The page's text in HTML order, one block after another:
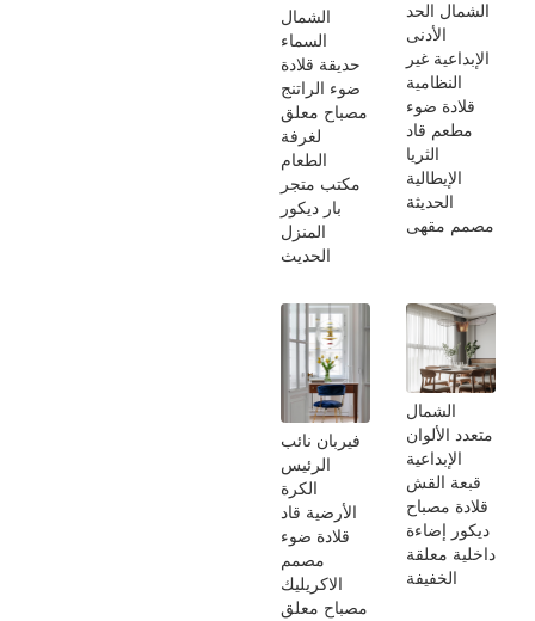
الشمال
السماء
حديقة قلادة
ضوء الراتنج
مصباح معلق
لغرفة
الطعام
مكتب متجر
بار ديكور
المنزل
الحديث
الشمال الحد
الأدنى
الإبداعية غير
النظامية
قلادة ضوء
مطعم قاد
الثريا
الإيطالية
الحديثة
مصمم مقهى
فيربان نائب
الرئيس
الكرة
الأرضية قاد
قلادة ضوء
مصمم
الاكريليك
مصباح معلق
الشمال
متعدد الألوان
الإبداعية
قبعة القش
قلادة مصباح
ديكور إضاءة
داخلية معلقة
الخفيفة